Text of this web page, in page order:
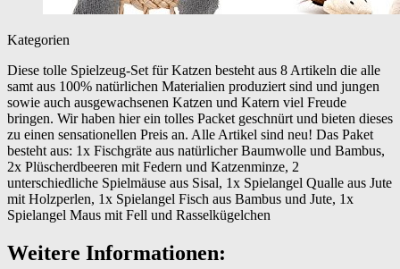
Kategorien
Diese tolle Spielzeug-Set für Katzen besteht aus 8 Artikeln die alle
samt aus 100% natürlichen Materialien produziert sind und jungen
sowie auch ausgewachsenen Katzen und Katern viel Freude
bringen. Wir haben hier ein tolles Packet geschnürt und bieten dieses
zu einen sensationellen Preis an. Alle Artikel sind neu! Das Paket
besteht aus: 1x Fischgräte aus natürlicher Baumwolle und Bambus,
2x Plüscherdbeeren mit Federn und Katzenminze, 2
unterschiedliche Spielmäuse aus Sisal, 1x Spielangel Qualle aus Jute
mit Holzperlen, 1x Spielangel Fisch aus Bambus und Jute, 1x
Spielangel Maus mit Fell und Rasselkügelchen
Weitere Informationen: